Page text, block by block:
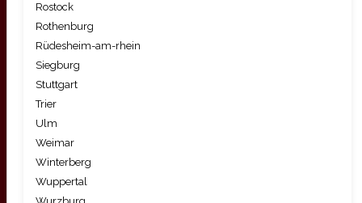
Rostock
Rothenburg
Rüdesheim-am-rhein
Siegburg
Stuttgart
Trier
Ulm
Weimar
Winterberg
Wuppertal